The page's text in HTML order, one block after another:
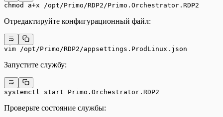
chmod a+x /opt/Primo/RDP2/Primo.Orchestrator.RDP2
Отредактируйте конфигурационный файл:
vim /opt/Primo/RDP2/appsettings.ProdLinux.json
Запустите службу:
systemctl start Primo.Orchestrator.RDP2
Проверьте состояние службы: